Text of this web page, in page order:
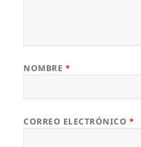
NOMBRE *
CORREO ELECTRÓNICO *